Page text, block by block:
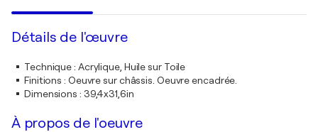
Détails de l'œuvre
Technique: Acrylique, Huile sur Toile
Finitions : Oeuvre sur châssis. Oeuvre encadrée.
Dimensions : 39,4x31,6in
À propos de l'oeuvre